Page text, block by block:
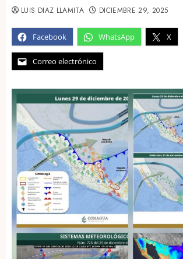
Facebook WhatsApp X
Correo electrónico
LUIS DIAZ LLAMITA DICIEMBRE 29, 2025